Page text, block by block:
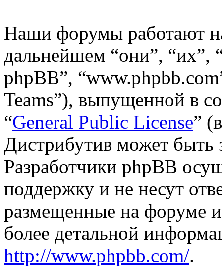
Наши форумы работают
дальнейшем “они”, “их”,
phpBB”,
Teams”), выпущенной в
“General Public License”
Дистрибутив может быть
Разработчики phpBB
поддержку и не несут
размещенные на форуме
более детальной
http://www.phpbb.com/.